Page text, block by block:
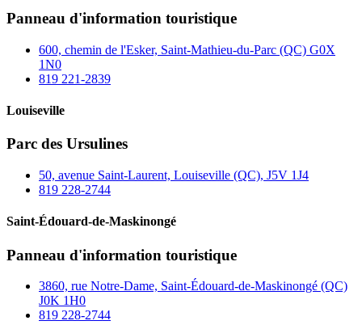
Panneau d'information touristique
600, chemin de l'Esker, Saint-Mathieu-du-Parc (QC) G0X
1N0
819 221‑2839
Louiseville
Parc des Ursulines
50, avenue Saint-Laurent, Louiseville (QC), J5V 1J4
819 228‑2744
Saint-Édouard-de-Maskinongé
Panneau d'information touristique
3860, rue Notre-Dame, Saint-Édouard-de-Maskinongé (QC)
J0K 1H0
819 228‑2744